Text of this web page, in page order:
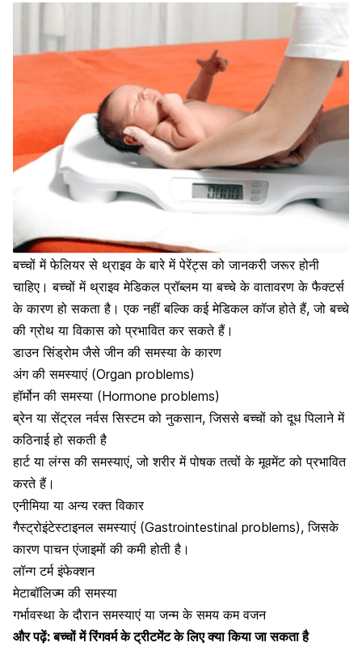
बच्चों में फेलियर से थ्राइव के बारे में पेरेंट्स को जानकरी जरूर होनी
चाहिए। बच्चों में थ्राइव मेडिकल प्रॉब्लम या बच्चे के वातावरण के फैक्टर्स
के कारण हो सकता है। एक नहीं बल्कि कई मेडिकल कॉज होते हैं, जो बच्चे
की ग्रोथ या विकास को प्रभावित कर सकते हैं।
डाउन सिंड्रोम जैसे जीन की समस्या के कारण
अंग की समस्याएं (Organ problems)
हॉर्मोन की समस्या (Hormone problems)
ब्रेन या सेंट्रल नर्वस सिस्टम को नुकसान, जिससे बच्चों को दूध पिलाने में
कठिनाई हो सकती है
हार्ट या लंग्स की समस्याएं, जो शरीर में पोषक तत्वों के मूवमेंट को प्रभावित
करते हैं।
एनीमिया या अन्य रक्त विकार
गैस्ट्रोइंटेस्टाइनल समस्याएं (Gastrointestinal problems), जिसके
कारण पाचन एंजाइमों की कमी होती है।
लॉन्ग टर्म इंफेक्शन
मेटाबॉलिज्म की समस्या
गर्भावस्था के दौरान समस्याएंया जन्म के समय कम वजन
और पढ़ें:बच्चों में रिंगवर्म के ट्रीटमेंट के लिए क्या किया जा सकता है